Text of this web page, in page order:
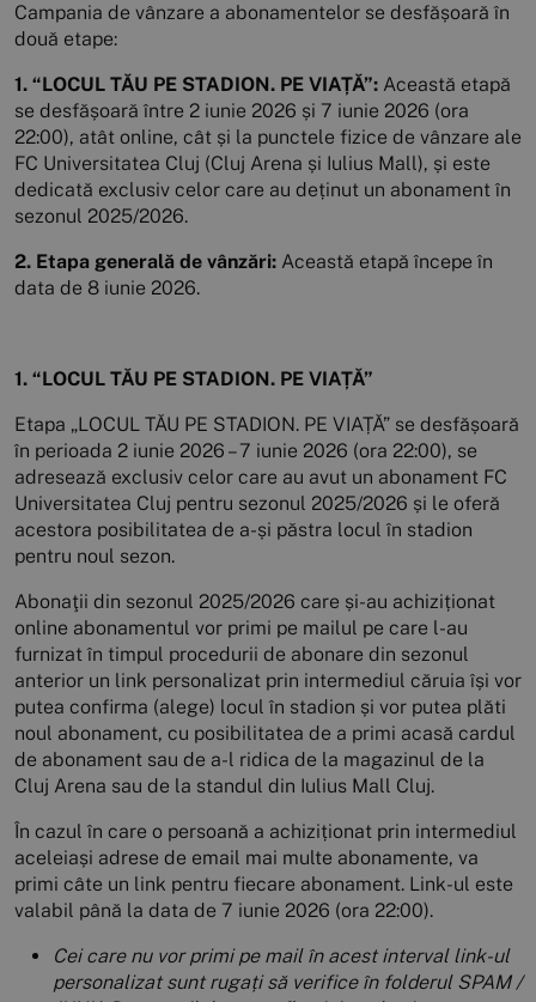
Campania de vânzare a abonamentelor se desfășoară în
două etape:
1. “LOCUL TĂU PE STADION. PE VIAȚĂ”: Această etapă
se desfășoară între 2 iunie 2026 și 7 iunie 2026 (ora
22:00), atât online, cât și la punctele fizice de vânzare ale
FC Universitatea Cluj (Cluj Arena și Iulius Mall), și este
dedicată exclusiv celor care au deținut un abonament în
sezonul 2025/2026.
2. Etapa generală de vânzări: Această etapă începe în
data de 8 iunie 2026.
1. “LOCUL TĂU PE STADION. PE VIAȚĂ”
Etapa „LOCUL TĂU PE STADION. PE VIAȚĂ” se desfășoară
în perioada 2 iunie 2026 – 7 iunie 2026 (ora 22:00), se
adresează exclusiv celor care au avut un abonament FC
Universitatea Cluj pentru sezonul 2025/2026 și le oferă
acestora posibilitatea de a-și păstra locul în stadion
pentru noul sezon.
Abonaţii din sezonul 2025/2026 care și-au achiziționat
online abonamentul vor primi pe mailul pe care l-au
furnizat în timpul procedurii de abonare din sezonul
anterior un link personalizat prin intermediul căruia își vor
putea confirma (alege) locul în stadion și vor putea plăti
noul abonament, cu posibilitatea de a primi acasă cardul
de abonament sau de a-l ridica de la magazinul de la
Cluj Arena sau de la standul din Iulius Mall Cluj.
În cazul în care o persoană a achiziționat prin intermediul
aceleiași adrese de email mai multe abonamente, va
primi câte un link pentru fiecare abonament. Link-ul este
valabil până la data de 7 iunie 2026 (ora 22:00).
Cei care nu vor primi pe mail în acest interval link-ul
personalizat sunt rugați să verifice în folderul SPAM /